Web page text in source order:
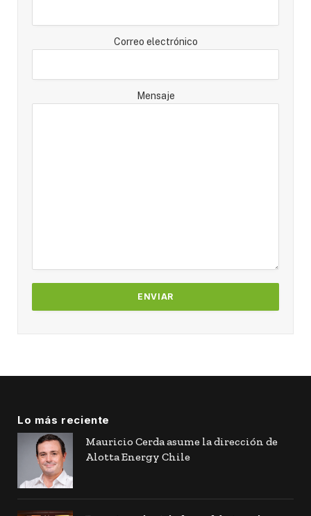
Correo electrónico
Mensaje
Lo más reciente
Mauricio Cerda asume la dirección de
Alotta Energy Chile